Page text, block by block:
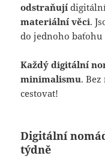
odstraňují
materiální věci.
do jednoho baťohu
Každý digitální
minimalismu.
cestovat!
Digitální
týdně